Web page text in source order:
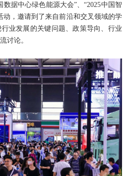
数据中心绿色能源大会”、“2025中国智
动，邀请到了来自前沿和交叉领域的学
业发展的关键问题、政策导向、行业
讨论。